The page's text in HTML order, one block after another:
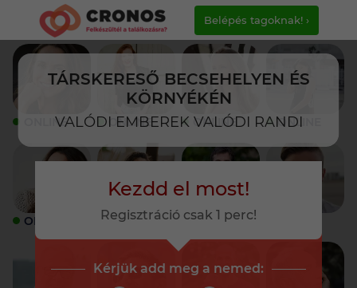
TÁRSKERESŐ BECSEHELYEN ÉS
KÖRNYÉKÉN
VALÓDI EMBEREK VALÓDI RANDI
Belépés tagoknak! ›
ONLINE ONLINE ONLINE ONLINE
ONLINE ONLINE ONLINE
Kezdd el most!
Regisztráció csak 1 perc!
Kérjük add meg a nemed: